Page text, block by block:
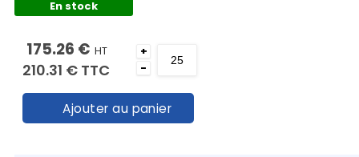
En stock
175.26 € HT
210.31 € TTC
+
-
Ajouter au panier